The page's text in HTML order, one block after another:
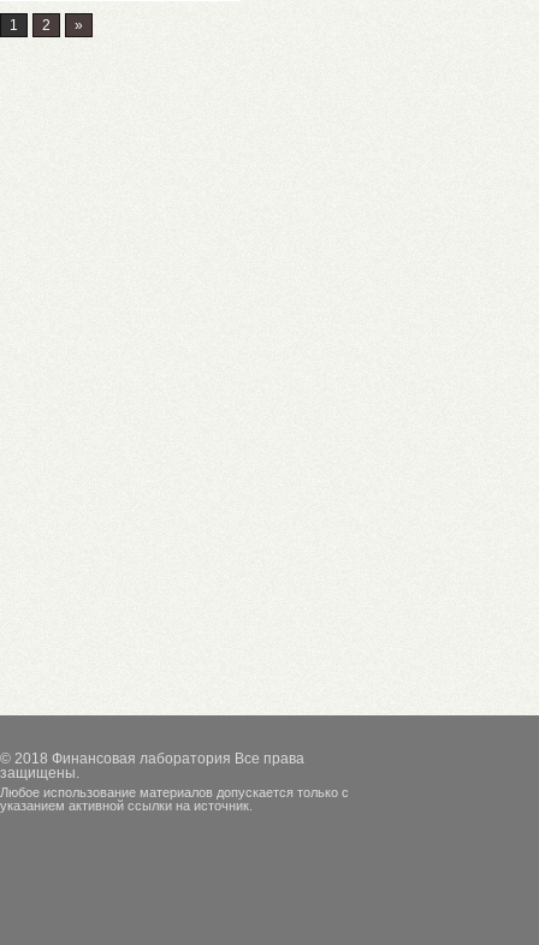
1 2 »
© 2018 Финансовая лаборатория Все права
защищены.
Любое использование материалов допускается только с
указанием активной ссылки на источник.